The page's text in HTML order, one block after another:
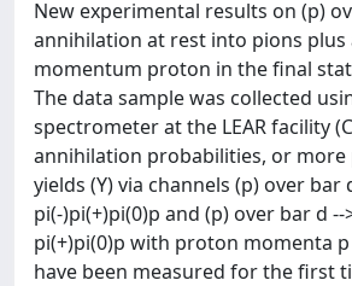
New experimental results on (p)
annihilation at rest into pions plus
momentum proton in the final
The data sample was collected
spectrometer at the LEAR facility
annihilation probabilities, or more
yields (Y) via channels (p) over bar
pi(-)pi(+)pi(0)p and (p) over bar d --
pi(+)pi(0)p with proton momenta p
have been measured for the first